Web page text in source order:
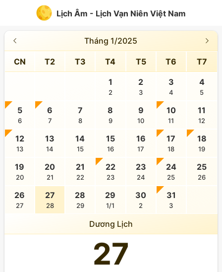
Lịch Âm - Lịch Vạn Niên Việt Nam
Tháng 1/2025
CN T2 T3 T4 T5 T6 T7
1
2
2
3
3
4
4
5
5
6
6
7
7
8
8
9
9
10
10
11
11
12
12
13
13
14
14
15
15
16
16
17
17
18
18
19
19
20
20
21
21
22
22
23
23
24
24
25
25
26
26
27
27
28
28
29
29
1/1
30
2
31
3
Dương Lịch
27